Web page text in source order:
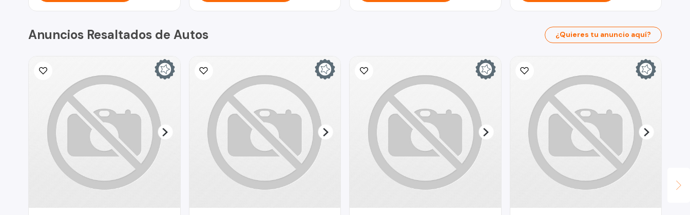
Anuncios Resaltados de Autos ¿Quieres tu anuncio aquí?